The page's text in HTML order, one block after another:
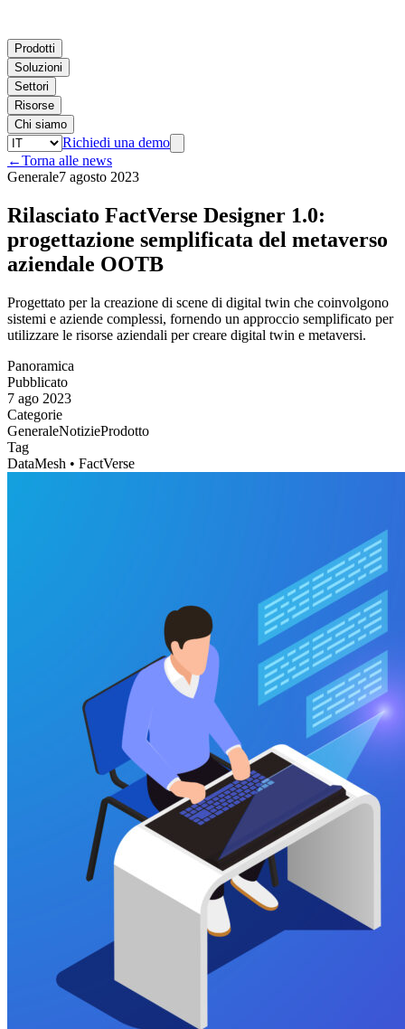
Prodotti
Soluzioni
Settori
Risorse
Chi siamo
Richiedi una demo
←Torna alle news
Generale7 agosto 2023
Rilasciato FactVerse Designer 1.0:
progettazione semplificata del metaverso
aziendale OOTB
Progettato per la creazione di scene di digital twin che coinvolgono
sistemi e aziende complessi, fornendo un approccio semplificato per
utilizzare le risorse aziendali per creare digital twin e metaversi.
Panoramica
Pubblicato
7 ago 2023
Categorie
GeneraleNotizieProdotto
Tag
DataMesh • FactVerse